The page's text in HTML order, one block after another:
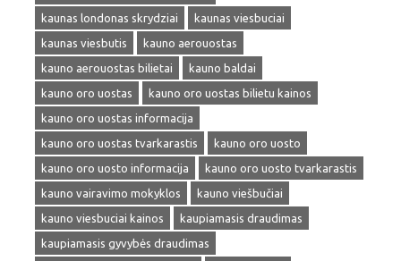
kaunas londonas skrydziai
kaunas viesbuciai
kaunas viesbutis
kauno aerouostas
kauno aerouostas bilietai
kauno baldai
kauno oro uostas
kauno oro uostas bilietu kainos
kauno oro uostas informacija
kauno oro uostas tvarkarastis
kauno oro uosto
kauno oro uosto informacija
kauno oro uosto tvarkarastis
kauno vairavimo mokyklos
kauno viešbučiai
kauno viesbuciai kainos
kaupiamasis draudimas
kaupiamasis gyvybės draudimas